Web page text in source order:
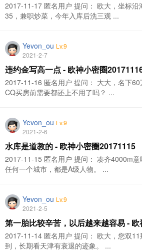
2017-11-17 匿名用户 提问： 欧大，坐标沿
35，兼职炒菜，今年入库后洗三观 ...
Yevon_ou Lv.9
2021-2-7
违约金写高一点 - 欧神小密圈
2017-11-16 匿名用户 提问： 大大，名下60
CQ买房前需要都还上不用了吗？ ...
Yevon_ou Lv.9
2021-2-6
水库是道教的 - 欧神小密圈20171115
2017-11-15 匿名用户 提问： 凑齐4000m
任何一个城市，都是A级人物。 ...
Yevon_ou Lv.9
2021-2-5
第一胎比较辛苦，以后越来越容易 -
2017-11-14 匿名用户 提问： 欧大，您双
到，长期看天津有衰退的迹象。 ...